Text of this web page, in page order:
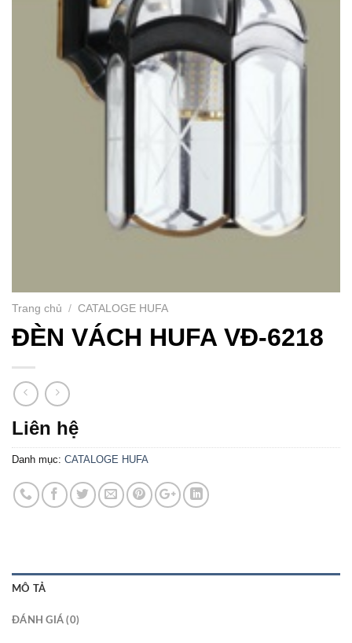
Trang chủ / CATALOGE HUFA
ĐÈN VÁCH HUFA VĐ-6218
Liên hệ
Danh mục: CATALOGE HUFA
MÔ TẢ
ĐÁNH GIÁ (0)